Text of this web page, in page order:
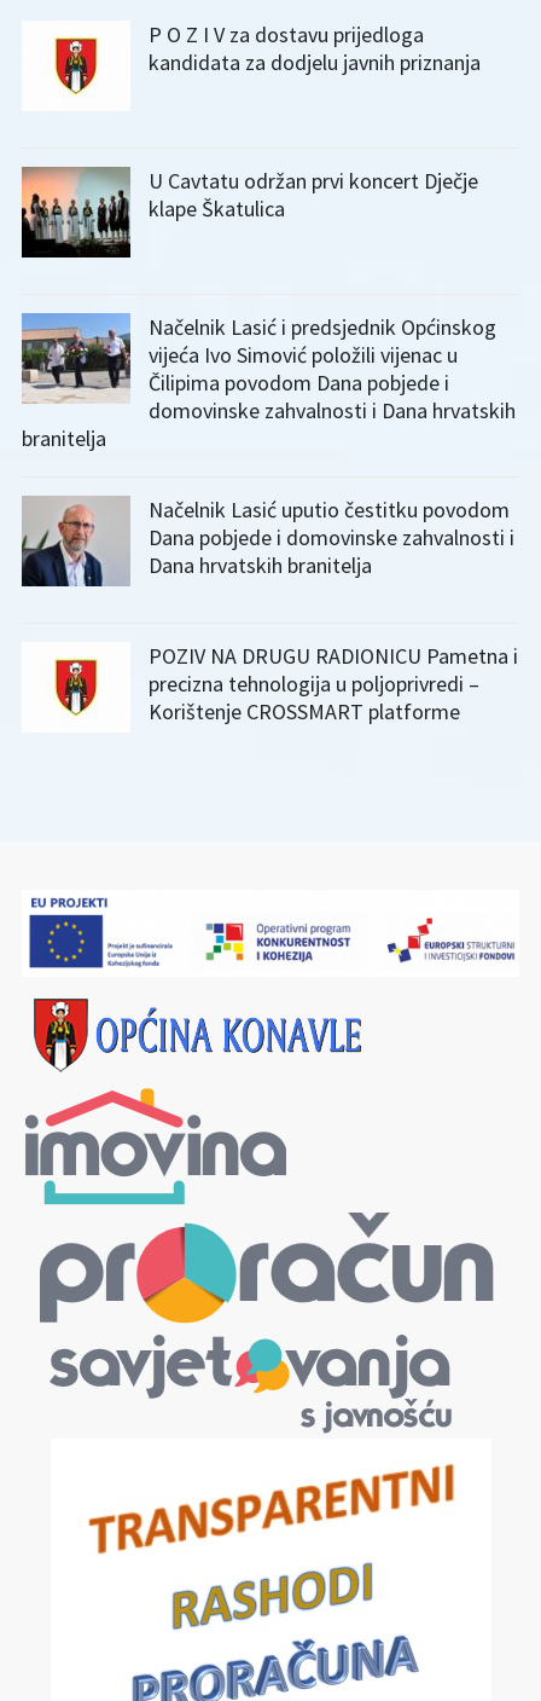
P O Z I V za dostavu prijedloga
kandidata za dodjelu javnih priznanja
U Cavtatu održan prvi koncert Dječje
klape Škatulica
Načelnik Lasić i predsjednik Općinskog
vijeća Ivo Simović položili vijenac u
Čilipima povodom Dana pobjede i
domovinske zahvalnosti i Dana hrvatskih
branitelja
Načelnik Lasić uputio čestitku povodom
Dana pobjede i domovinske zahvalnosti i
Dana hrvatskih branitelja
POZIV NA DRUGU RADIONICU Pametna i
precizna tehnologija u poljoprivredi –
Korištenje CROSSMART platforme